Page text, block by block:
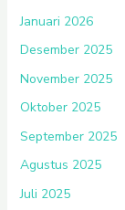
Januari 2026
Desember 2025
November 2025
Oktober 2025
September 2025
Agustus 2025
Juli 2025